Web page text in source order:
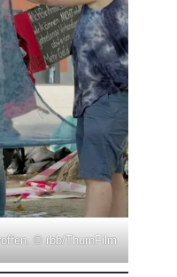
© rbb/ThurnFilm